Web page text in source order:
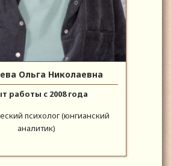
Ольга Николаевна
работы с 2008 года
психолог (юнгианский
аналитик)